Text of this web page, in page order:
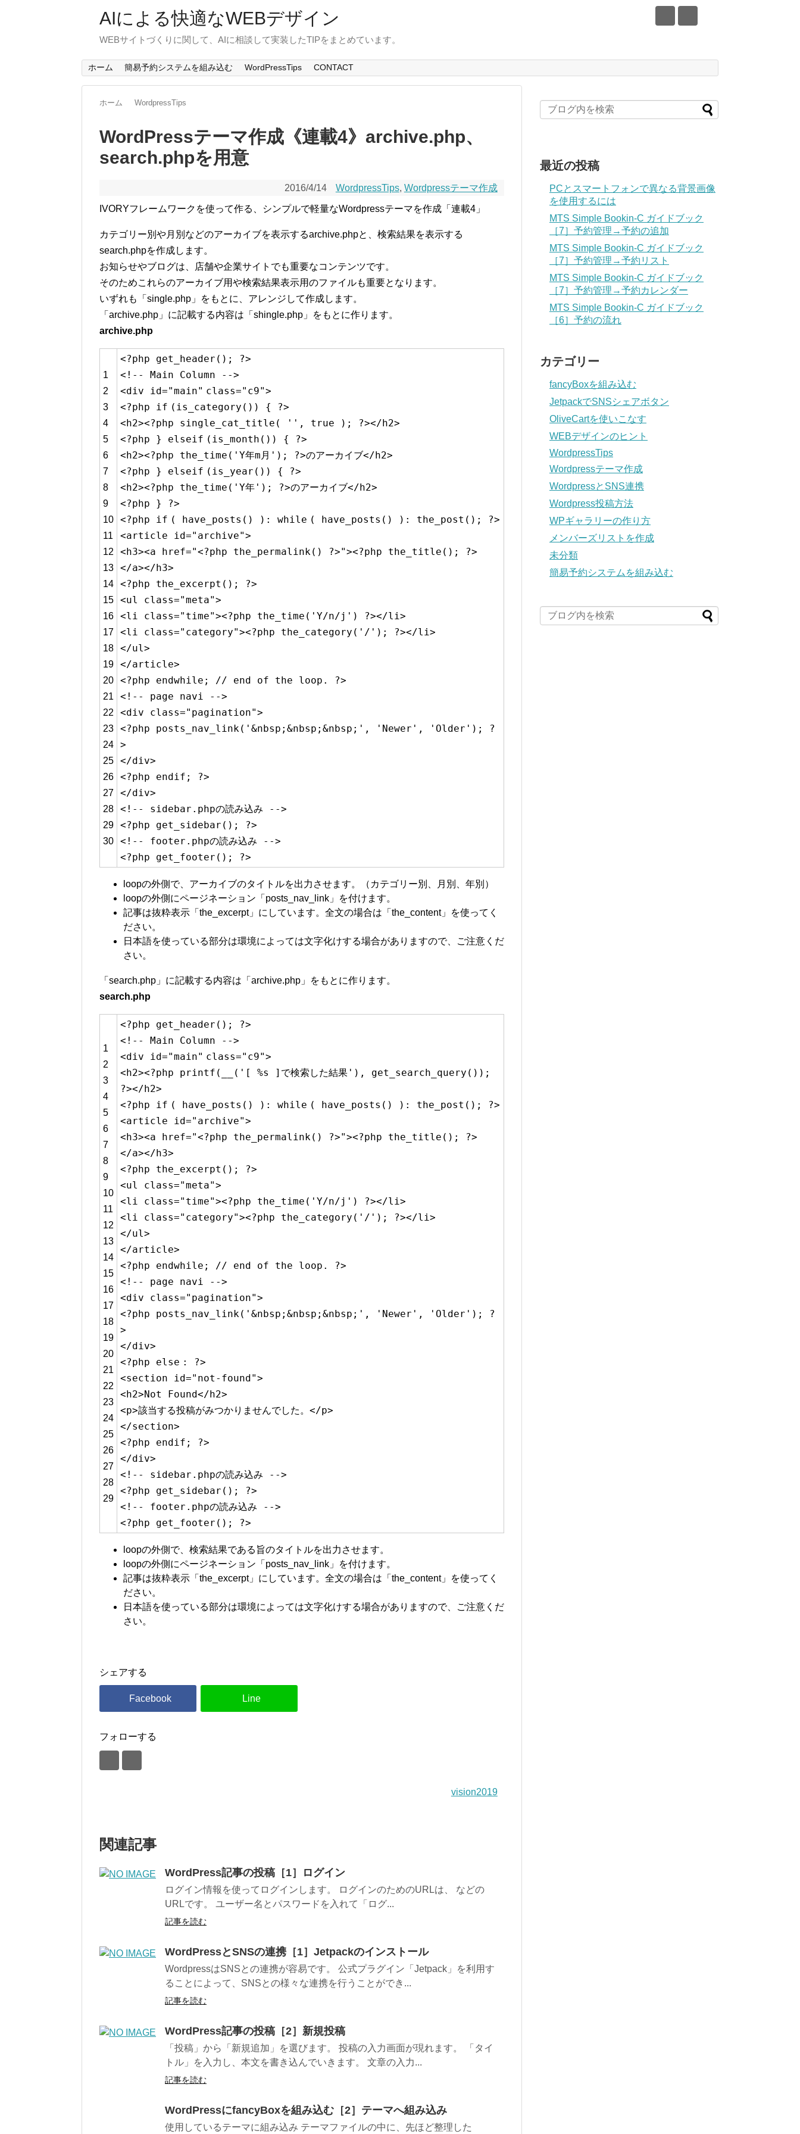
AIによる快適なWEBデザイン
WEBサイトづくりに関して、AIに相談して実装したTIPをまとめています。
ホーム 簡易予約システムを組み込む WordPressTips CONTACT
ホーム WordpressTips
WordPressテーマ作成《連載4》archive.php、
search.phpを用意
2016/4/14 WordpressTips, Wordpressテーマ作成
IVORYフレームワークを使って作る、シンプルで軽量なWordpressテーマを作成「連載4」
カテゴリー別や月別などのアーカイブを表示するarchive.phpと、検索結果を表示する
search.phpを作成します。
お知らせやブログは、店舗や企業サイトでも重要なコンテンツです。
そのためこれらのアーカイブ用や検索結果表示用のファイルも重要となります。
いずれも「single.php」をもとに、アレンジして作成します。
「archive.php」に記載する内容は「shingle.php」をもとに作ります。
archive.php
1
2
3
4
5
6
7
8
9
10
11
12
13
14
15
16
17
18
19
20
21
22
23
24
25
26
27
28
29
30
<?php get_header(); ?>
<!-- Main Column -->
<div id="main" class="c9">
<?php if (is_category()) { ?>
<h2><?php single_cat_title(
'' , true ); ?></h2>
<?php } elseif (is_month()) { ?>
<h2><?php the_time( 'Y年m月' ); ?>のアーカイブ</h2>
<?php } elseif (is_year()) { ?>
<h2><?php the_time( 'Y年' ); ?>のアーカイブ</h2>
<?php } ?>
<?php if ( have_posts() ): while ( have_posts() ): the_post(); ?>
<article id="archive">
<h3><a href="<?php the_permalink() ?>"><?php the_title(); ?>
</a></h3>
<?php the_excerpt(); ?>
<ul class="meta">
<li class="time"><?php the_time( 'Y/n/j' ) ?></li>
<li class="category"><?php the_category( '/' ); ?></li>
</ul>
</article>
<?php endwhile ; // end of the loop. ?>
<!-- page navi -->
<div class="pagination">
<?php posts_nav_link( '&nbsp;&nbsp;&nbsp;' , 'Newer' , 'Older' ); ?
>
</div>
<?php endif ; ?>
</div>
<!-- sidebar.phpの読み込み -->
<?php get_sidebar(); ?>
<!-- footer.phpの読み込み -->
<?php get_footer(); ?>
loopの外側で、アーカイブのタイトルを出力させます。（カテゴリー別、月別、年別）
loopの外側にページネーション「posts_nav_link」を付けます。
記事は抜粋表示「the_excerpt」にしています。全文の場合は「the_content」を使ってく
ださい。
日本語を使っている部分は環境によっては文字化けする場合がありますので、ご注意くだ
さい。
「search.php」に記載する内容は「archive.php」をもとに作ります。
search.php
1
2
3
4
5
6
7
8
9
10
11
12
13
14
15
16
17
18
19
20
21
22
23
24
25
26
27
28
29
<?php get_header(); ?>
<!-- Main Column -->
<div id="main" class="c9">
<h2><?php printf(__( '[ %s ]で検索した結果' ), get_search_query());
?></h2>
<?php if ( have_posts() ): while ( have_posts() ): the_post(); ?>
<article id="archive">
<h3><a href="<?php the_permalink() ?>"><?php the_title(); ?>
</a></h3>
<?php the_excerpt(); ?>
<ul class="meta">
<li class="time"><?php the_time( 'Y/n/j' ) ?></li>
<li class="category"><?php the_category( '/' ); ?></li>
</ul>
</article>
<?php endwhile ; // end of the loop. ?>
<!-- page navi -->
<div class="pagination">
<?php posts_nav_link( '&nbsp;&nbsp;&nbsp;' , 'Newer' , 'Older' ); ?
>
</div>
<?php else : ?>
<section id="not-found">
<h2>Not Found</h2>
<p>該当する投稿がみつかりませんでした。</p>
</section>
<?php endif ; ?>
</div>
<!-- sidebar.phpの読み込み -->
<?php get_sidebar(); ?>
<!-- footer.phpの読み込み -->
<?php get_footer(); ?>
loopの外側で、検索結果である旨のタイトルを出力させます。
loopの外側にページネーション「posts_nav_link」を付けます。
記事は抜粋表示「the_excerpt」にしています。全文の場合は「the_content」を使ってく
ださい。
日本語を使っている部分は環境によっては文字化けする場合がありますので、ご注意くだ
さい。
シェアする
フォローする
vision2019
関連記事
WordPress記事の投稿［1］ログイン
ログイン情報を使ってログインします。 ログインのためのURLは、 などの
URLです。 ユーザー名とパスワードを入れて「ログ...
記事を読む
WordPressとSNSの連携［1］Jetpackのインストール
WordpressはSNSとの連携が容易です。 公式プラグイン「Jetpack」を利用す
ることによって、SNSとの様々な連携を行うことができ...
記事を読む
WordPress記事の投稿［2］新規投稿
「投稿」から「新規追加」を選びます。 投稿の入力画面が現れます。 「タイ
トル」を入力し、本文を書き込んでいきます。 文章の入力...
記事を読む
WordPressにfancyBoxを組み込む［2］テーマへ組み込み
使用しているテーマに組み込み テーマファイルの中に、先ほど整理した
最近の投稿
PCとスマートフォンで異なる背景画像
を使用するには
MTS Simple Bookin-C ガイドブック
［7］予約管理→予約の追加
MTS Simple Bookin-C ガイドブック
［7］予約管理→予約リスト
MTS Simple Bookin-C ガイドブック
［7］予約管理→予約カレンダー
MTS Simple Bookin-C ガイドブック
［6］予約の流れ
カテゴリー
fancyBoxを組み込む
JetpackでSNSシェアボタン
OliveCartを使いこなす
WEBデザインのヒント
WordpressTips
Wordpressテーマ作成
WordpressとSNS連携
Wordpress投稿方法
WPギャラリーの作り方
メンバーズリストを作成
未分類
簡易予約システムを組み込む